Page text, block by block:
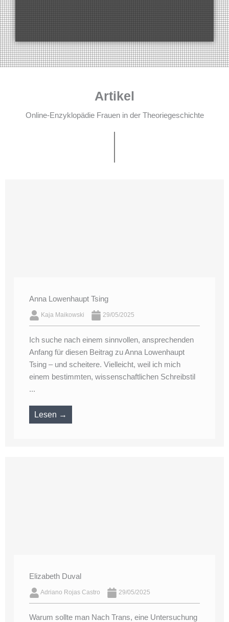
Artikel
Online-Enzyklopädie Frauen in der Theoriegeschichte
Anna Lowenhaupt Tsing
Kaja Maikowski 29/05/2025
Ich suche nach einem sinnvollen, ansprechenden
Anfang für diesen Beitrag zu Anna Lowenhaupt
Tsing – und scheitere. Vielleicht, weil ich mich
einem bestimmten, wissenschaftlichen Schreibstil
...
Lesen →
Elizabeth Duval
Adriano Rojas Castro 29/05/2025
Warum sollte man Nach Trans, eine Untersuchung